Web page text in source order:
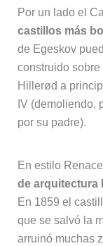
Por un lado el
castillos más
de Egeskov
construido
Hillerød a
IV (demoliendo,
por su padre).
En estilo
de arquitectura
En 1859 el
que se salvó la
arruinó muchas